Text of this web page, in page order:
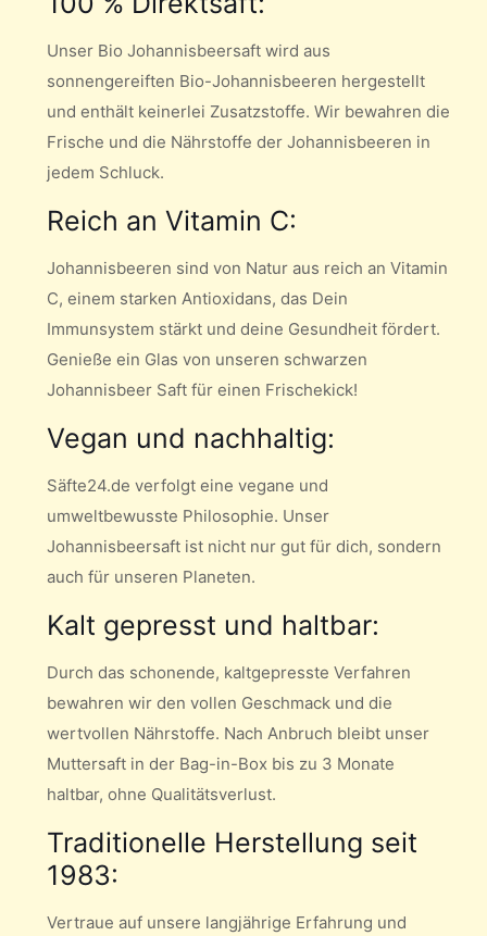
Unser Bio Johannisbeersaft wird aus
sonnengereiften Bio-Johannisbeeren hergestellt
und enthält keinerlei Zusatzstoffe. Wir bewahren die
Frische und die Nährstoffe der Johannisbeeren in
jedem Schluck.
Reich an Vitamin C:
Johannisbeeren sind von Natur aus reich an Vitamin
C, einem starken Antioxidans, das Dein
Immunsystem stärkt und deine Gesundheit fördert.
Genieße ein Glas von unseren schwarzen
Johannisbeer Saft für einen Frischekick!
Vegan und nachhaltig:
Säfte24.de verfolgt eine vegane und
umweltbewusste Philosophie. Unser
Johannisbeersaft ist nicht nur gut für dich, sondern
auch für unseren Planeten.
Kalt gepresst und haltbar:
Durch das schonende, kaltgepresste Verfahren
bewahren wir den vollen Geschmack und die
wertvollen Nährstoffe. Nach Anbruch bleibt unser
Muttersaft in der Bag-in-Box bis zu 3 Monate
haltbar, ohne Qualitätsverlust.
Traditionelle Herstellung seit
1983:
Vertraue auf unsere langjährige Erfahrung und